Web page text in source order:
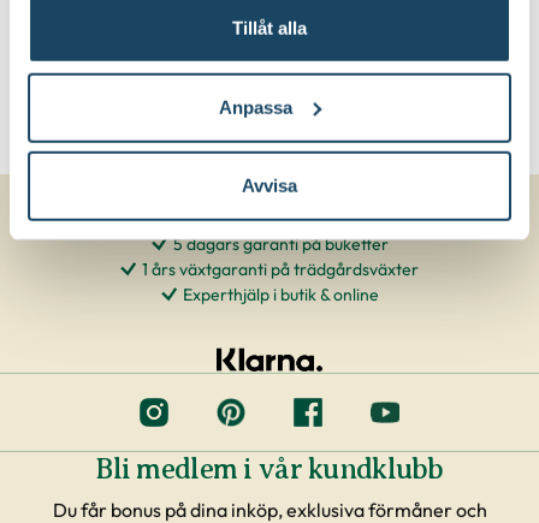
Tillåt alla
Anpassa
Avvisa
5 dagars garanti på buketter
1 års växtgaranti på trädgårdsväxter
Experthjälp i butik & online
Bli medlem i vår kundklubb
Du får bonus på dina inköp, exklusiva förmåner och